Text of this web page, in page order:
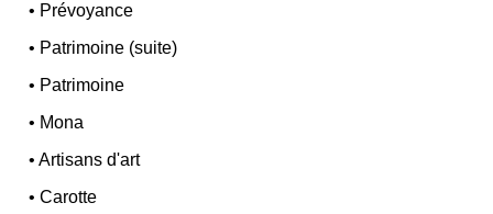
• Prévoyance
• Patrimoine (suite)
• Patrimoine
• Mona
•Artisans d'art
•Carotte